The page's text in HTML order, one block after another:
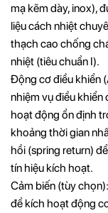
mạ kẽm dày, inox),
liệu cách nhiệt
thạch cao chống
nhiệt (tiêu chuẩn I).
Động cơ điều khiển
nhiệm vụ điều
hoạt động ổn định
khoảng thời gian
hồi (spring return)
tín hiệu kích hoạt.
Cảm biến (tùy
để kích hoạt động